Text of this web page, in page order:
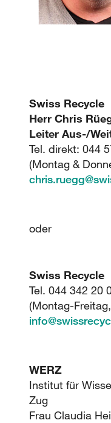
Swiss Recycle
Herr Chris
Leiter Aus-/
Tel. direkt: 044
(Montag &
chris.ruegg@
oder
Swiss Recycle
Tel. 044 342 20
(Montag-
info@
WERZ
Institut für
Zug
Frau Claudia